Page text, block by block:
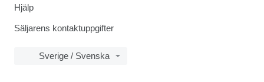
Hjälp
Säljarens kontaktuppgifter
Sverige / Svenska